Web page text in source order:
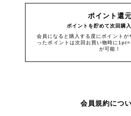
ポイント還元
ポイントを貯めて次回購
会員になると購入する度にポイントが
ったポイントは次回お買い物時に
が可能！
会員規約につ